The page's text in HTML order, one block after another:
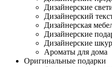
Дизайнерские
Дизайнерский
Дизайнерская
Дизайнерские
Дизайнерские
Ароматы для дома
Оригинальные подарки